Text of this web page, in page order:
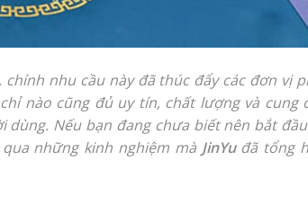
nhu cầu này đã thúc đẩy các đơn vị
nào cũng đủ uy tín, chất lượng và cung
Nếu bạn đang chưa biết nên bắt
những kinh nghiệm mà JinYuđã tổng